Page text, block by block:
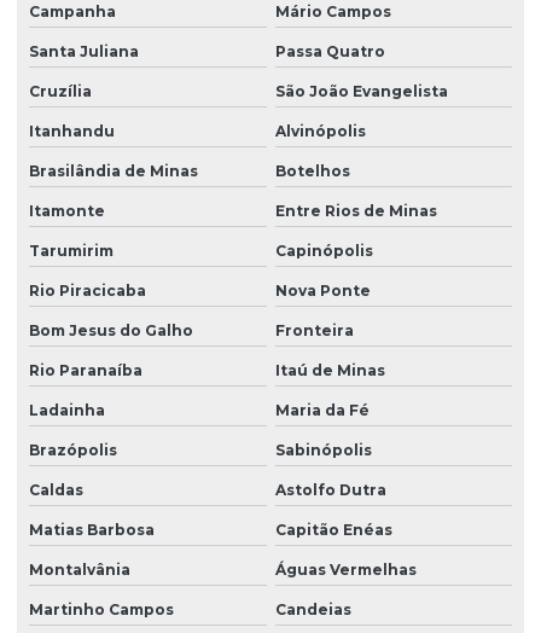
Campanha Mário Campos
Santa Juliana Passa Quatro
Cruzília São João Evangelista
Itanhandu Alvinópolis
Brasilândia de Minas Botelhos
Itamonte Entre Rios de Minas
Tarumirim Capinópolis
Rio Piracicaba Nova Ponte
Bom Jesus do Galho Fronteira
Rio Paranaíba Itaú de Minas
Ladainha Maria da Fé
Brazópolis Sabinópolis
Caldas Astolfo Dutra
Matias Barbosa Capitão Enéas
Montalvânia Águas Vermelhas
Martinho Campos Candeias